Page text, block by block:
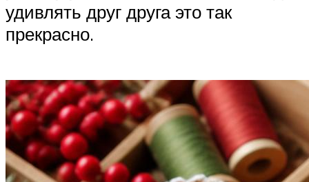
удивлять друг друга это так
прекрасно.